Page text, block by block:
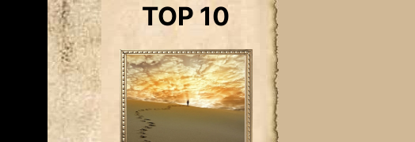
TOP 10